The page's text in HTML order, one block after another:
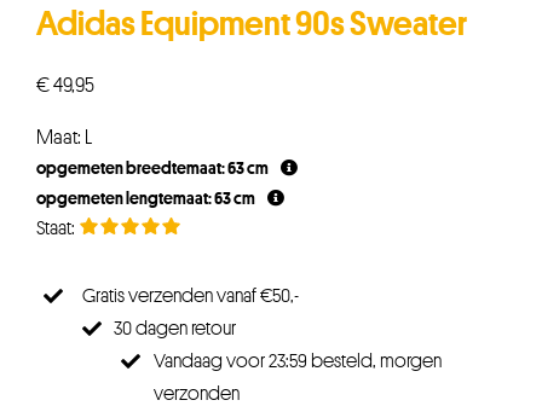
Adidas Equipment 90s Sweater
€49,95
Maat: L
opgemeten breedtemaat: 63 cm
opgemeten lengtemaat: 63 cm
Gratis verzenden vanaf €50,-
30 dagen retour
Vandaag voor 23:59 besteld, morgen
verzonden